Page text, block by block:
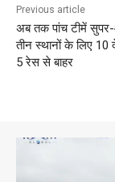
Previous article
अब तक पांच टीमें
तीन स्थानों के लिए
5 रेस से बाहर